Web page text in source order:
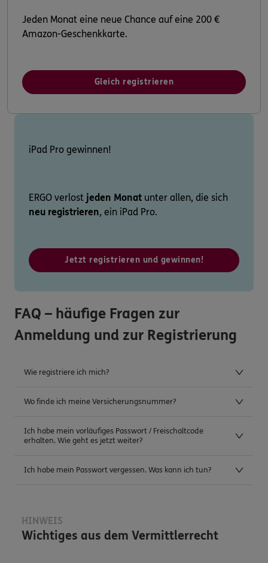
Jeden Monat eine neue Chance auf eine 200 €
Amazon-Geschenkkarte.
Gleich registrieren
iPad Pro gewinnen!
ERGO verlost jeden Monat unter allen, die sich
neu registrieren, ein iPad Pro.
Jetzt registrieren und gewinnen!
FAQ – häufige Fragen zur
Anmeldung und zur Registrierung
Wie registriere ich mich?
Wo finde ich meine Versicherungsnummer?
Ich habe mein vorläufiges Passwort / Freischaltcode
erhalten. Wie geht es jetzt weiter?
Ich habe mein Passwort vergessen. Was kann ich tun?
HINWEIS
Wichtiges aus dem Vermittlerrecht